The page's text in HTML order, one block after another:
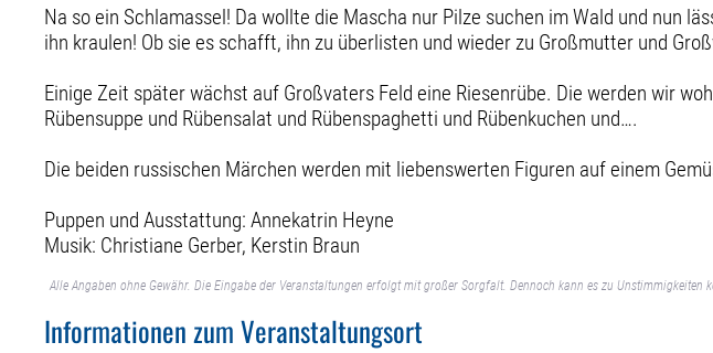
Na so ein Schlamassel! Da wollte die Mascha nur Pilze suchen im Wald und nun
ihn kraulen! Ob sie es schafft, ihn zu überlisten und wieder zu Großmutter und
Einige Zeit später wächst auf Großvaters Feld eine Riesenrübe. Die werden wir
Rübensuppe und Rübensalat und Rübenspaghetti und Rübenkuchen und….
Die beiden russischen Märchen werden mit liebenswerten Figuren auf einem
Puppen und Ausstattung: Annekatrin Heyne
Musik: Christiane Gerber, Kerstin Braun
Alle Angaben ohne Gewähr. Die Eingabe der Veranstaltungen erfolgt mit großer Sorgfalt. Dennoch kann es zu
Informationen zum Veranstaltungsort